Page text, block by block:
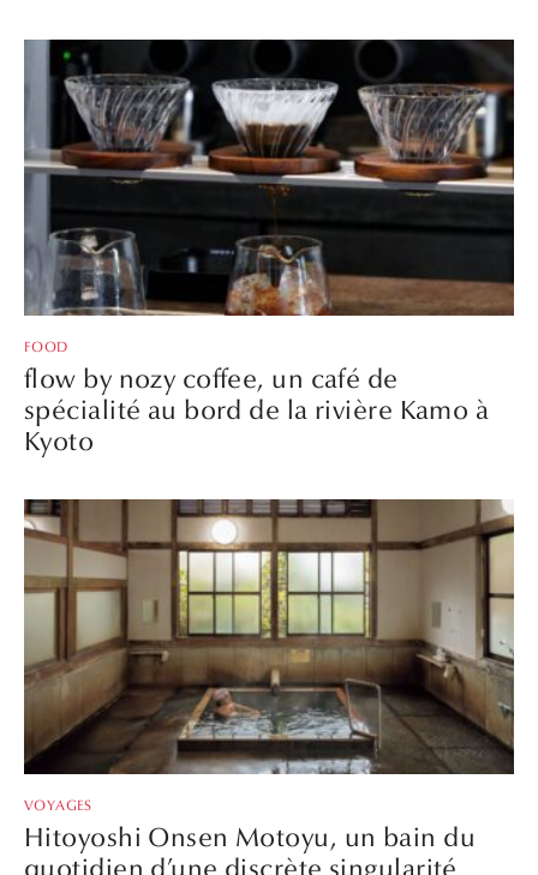
FOOD
flow by nozy coffee, un café de
spécialité au bord de la rivière Kamo à
Kyoto
VOYAGES
Hitoyoshi Onsen Motoyu, un bain du